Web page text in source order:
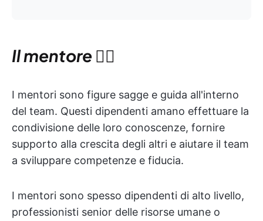
Il mentore 🧙‍♂️
I mentori sono figure sagge e guida all'interno
del team. Questi dipendenti amano effettuare la
condivisione delle loro conoscenze, fornire
supporto alla crescita degli altri e aiutare il team
a sviluppare competenze e fiducia.
I mentori sono spesso dipendenti di alto livello,
professionisti senior delle risorse umane o